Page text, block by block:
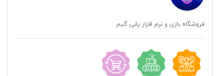
فروشگاه بازی و نرم افزار پانی گیم